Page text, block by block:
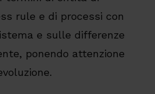
rule e di processi con
e sulle differenze
ponendo attenzione